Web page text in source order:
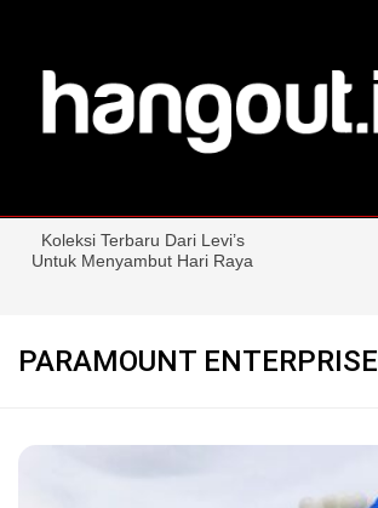
PARAMOUNT ENTERPRISE